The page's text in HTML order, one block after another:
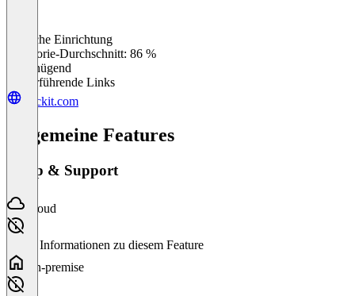
Einfache Einrichtung
Kategorie-Durchschnitt: 86 %
Ungenügend
Weiterführende Links
stackit.com
Allgemeine Features
Setup & Support
Cloud
Keine Informationen zu diesem Feature
On-premise